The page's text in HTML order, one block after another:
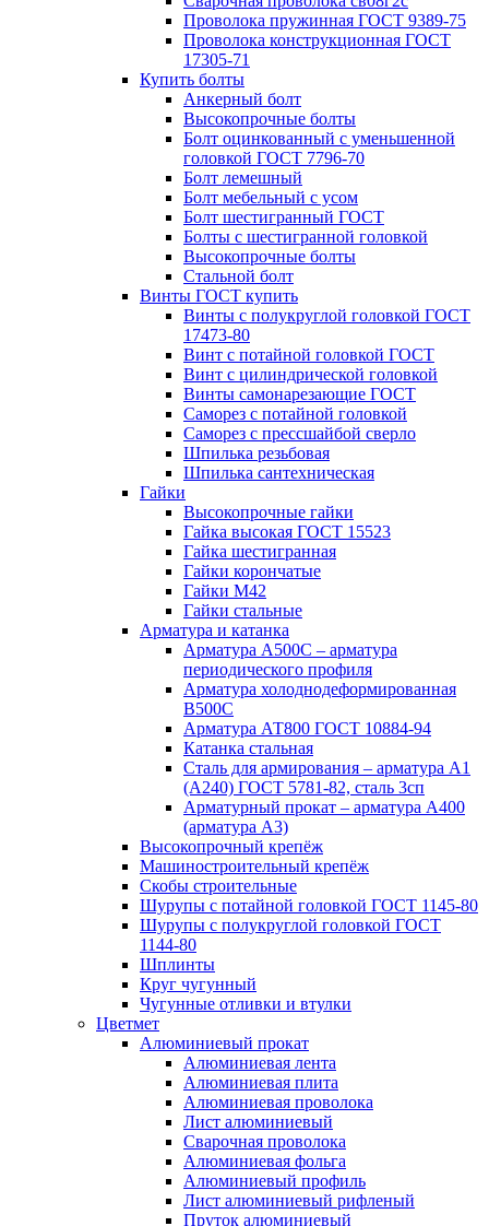
Проволока пружинная ГОСТ 9389-75
Проволока конструкционная ГОСТ
17305-71
Купить болты
Анкерный болт
Высокопрочные болты
Болт оцинкованный с уменьшенной
головкой ГОСТ 7796-70
Болт лемешный
Болт мебельный с усом
Болт шестигранный ГОСТ
Болты с шестигранной головкой
Высокопрочные болты
Стальной болт
Винты ГОСТ купить
Винты с полукруглой головкой ГОСТ
17473-80
Винт с потайной головкой ГОСТ
Винт с цилиндрической головкой
Винты самонарезающие ГОСТ
Саморез с потайной головкой
Саморез с прессшайбой сверло
Шпилька резьбовая
Шпилька сантехническая
Гайки
Высокопрочные гайки
Гайка высокая ГОСТ 15523
Гайка шестигранная
Гайки корончатые
Гайки М42
Гайки стальные
Арматура и катанка
Арматура А500С – арматура
периодического профиля
Арматура холоднодеформированная
В500С
Арматура АТ800 ГОСТ 10884-94
Катанка стальная
Сталь для армирования – арматура А1
(А240) ГОСТ 5781-82, сталь 3сп
Арматурный прокат – арматура А400
(арматура А3)
Высокопрочный крепёж
Машиностроительный крепёж
Скобы строительные
Шурупы с потайной головкой ГОСТ 1145-80
Шурупы с полукруглой головкой ГОСТ
1144-80
Шплинты
Круг чугунный
Чугунные отливки и втулки
Цветмет
Алюминиевый прокат
Алюминиевая лента
Алюминиевая плита
Алюминиевая проволока
Лист алюминиевый
Сварочная проволока
Алюминиевая фольга
Алюминиевый профиль
Лист алюминиевый рифленый
Пруток алюминиевый